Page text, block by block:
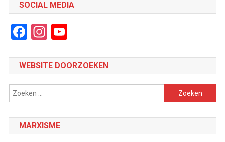
SOCIAL MEDIA
Facebook
Instagram
YouTube
WEBSITE DOORZOEKEN
Zoeken
naar:
MARXISME